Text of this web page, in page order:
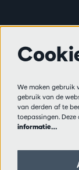
We maken gebruik
gebruik van de
van derden af te
toepassingen.
informatie…